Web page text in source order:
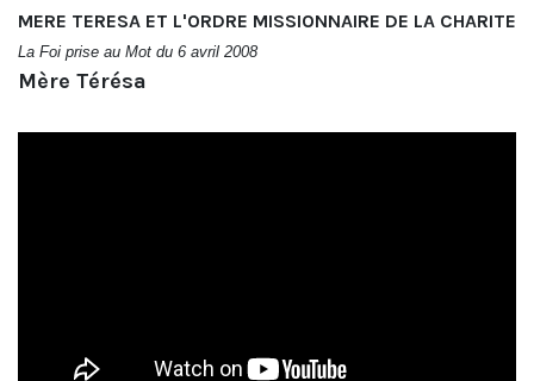
MERE TERESA ET L'ORDRE MISSIONNAIRE DE LA CHARITE
La Foi prise au Mot du 6 avril 2008
Mère Térésa